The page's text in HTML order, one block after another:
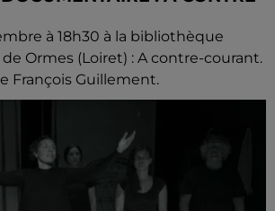
à 18h30 à la bibliothèque
Ormes (Loiret) : A contre-courant.
François Guillement.